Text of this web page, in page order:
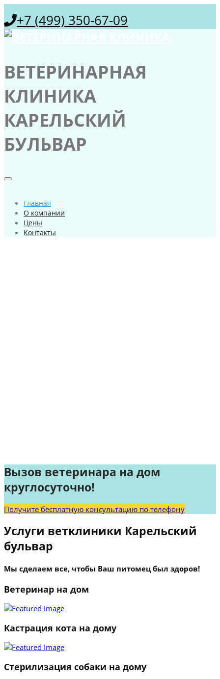
+7 (499) 350-67-09
ВЕТЕРИНАРНАЯ
КЛИНИКА
КАРЕЛЬСКИЙ
БУЛЬВАР
Главная
О компании
Цены
Контакты
Вызов ветеринара на дом
круглосуточно!
Получите бесплатную консультацию по телефону
Услуги ветклиники Карельский
бульвар
Мы сделаем все, чтобы Ваш питомец был здоров!
Ветеринар на дом
Кастрация кота на дому
Стерилизация собаки на дому